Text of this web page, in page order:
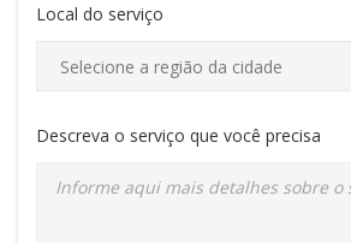
Local do serviço
Descreva o serviço que você precisa